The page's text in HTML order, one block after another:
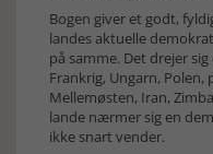
Bogen giver et godt,
landes aktuelle
på samme. Det drejer
Frankrig, Ungarn, Polen,
Mellemøsten, Iran,
lande nærmer sig en
ikke snart vender.